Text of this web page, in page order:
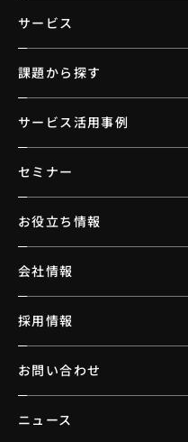
サービス
課題から探す
サービス活用事例
セミナー
お役立ち情報
会社情報
採用情報
お問い合わせ
ニュース